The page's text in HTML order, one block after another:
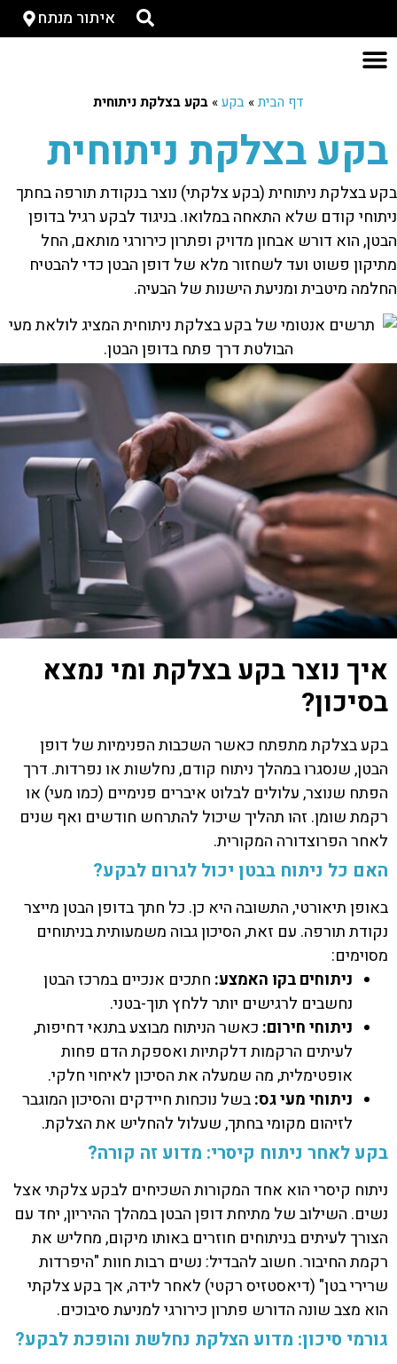
איתור מנתח
דף הבית» בקע» בקע בצלקת ניתוחית
בקע בצלקת ניתוחית
בקע בצלקת ניתוחית (בקע צלקתי) נוצר בנקודת תורפה בחתך
ניתוחי קודם שלא התאחה במלואו. בניגוד לבקע רגיל בדופן
הבטן, הוא דורש אבחון מדויק ופתרון כירורגי מותאם, החל
מתיקון פשוט ועד לשחזור מלא של דופן הבטן כדי להבטיח
החלמה מיטבית ומניעת הישנות של הבעיה.
איך נוצר בקע בצלקת ומי נמצא
בסיכון?
בקע בצלקת מתפתח כאשר השכבות הפנימיות של דופן
הבטן, שנסגרו במהלך ניתוח קודם, נחלשות או נפרדות. דרך
הפתח שנוצר, עלולים לבלוט איברים פנימיים (כמו מעי) או
רקמת שומן. זהו תהליך שיכול להתרחש חודשים ואף שנים
לאחר הפרוצדורה המקורית.
האם כל ניתוח בבטן יכול לגרום לבקע?
באופן תיאורטי, התשובה היא כן. כל חתך בדופן הבטן מייצר
נקודת תורפה. עם זאת, הסיכון גבוה משמעותית בניתוחים
מסוימים:
ניתוחים בקו האמצע: חתכים אנכיים במרכז הבטן
נחשבים לרגישים יותר ללחץ תוך-בטני.
ניתוחי חירום: כאשר הניתוח מבוצע בתנאי דחיפות,
לעיתים הרקמות דלקתיות ואספקת הדם פחות
אופטימלית, מה שמעלה את הסיכון לאיחוי חלקי.
ניתוחי מעי גס:בשל נוכחות חיידקים והסיכון המוגבר
לזיהום מקומי בחתך, שעלול להחליש את הצלקת.
בקע לאחר ניתוח קיסרי: מדוע זה קורה?
ניתוח קיסרי הוא אחד המקורות השכיחים לבקע צלקתי אצל
נשים. השילוב של מתיחת דופן הבטן במהלך ההיריון, יחד עם
הצורך לעיתים בניתוחים חוזרים באותו מיקום, מחליש את
רקמת החיבור. חשוב להבדיל: נשים רבות חוות "היפרדות
שרירי בטן" (דיאסטזיס רקטי) לאחר לידה, אך בקע צלקתי
הוא מצב שונה הדורש פתרון כירורגי למניעת סיבוכים.
גורמי סיכון: מדוע הצלקת נחלשת והופכת לבקע?